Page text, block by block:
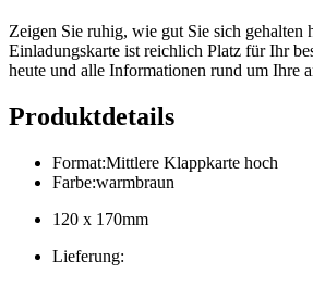
Zeigen Sie ruhig, wie gut Sie sich gehalten
Einladungskarte ist reichlich Platz für Ihr
heute und alle Informationen rund um Ihre
Produktdetails
Format:Mittlere Klappkarte hoch
Farbe:warmbraun
120 x 170mm
Lieferung: